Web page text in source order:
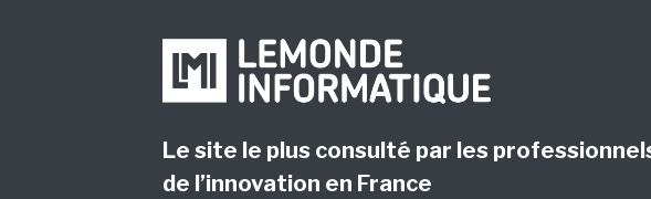
Le site le plus consulté par les
de l’innovation en France